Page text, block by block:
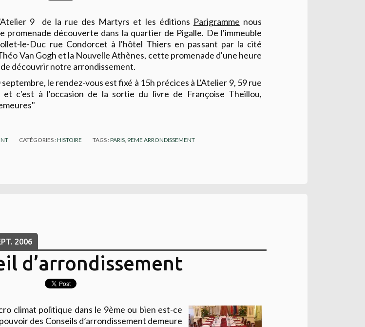
9 de la rue des Martyrs et les éditions Parigramme nous
promenade découverte dans la quartier de Pigalle. De l'immeuble
le-Duc rue Condorcet à l'hôtel Thiers en passant par la cité
Van Gogh et la Nouvelle Athènes, cette promenade d'une heure
découvrir notre arrondissement.
septembre, le rendez-vous est fixé à 15h précices à L'Atelier 9, 59 rue
et c'est à l'occasion de la sortie du livre de Françoise Theillou,
"
CATÉGORIES :HISTOIRE TAGS :PARIS, 9EME ARRONDISSEMENT
2006
d’arrondissement
climat politique dans le 9ème ou bien est-ce
des Conseils d’arrondissement demeure